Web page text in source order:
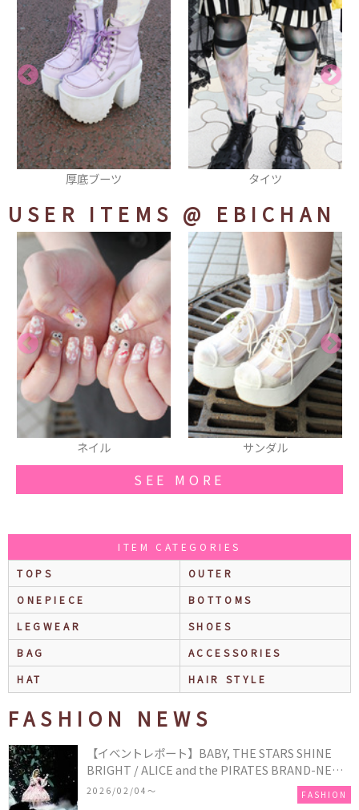
タイツ ネックレス
USER ITEMS @ EBICHAN
サンダル リング
SEE MORE
ITEM CATEGORIES
TOPS
OUTER
ONEPIECE
BOTTOMS
LEGWEAR
SHOES
BAG
ACCESSORIES
HAT
HAIR STYLE
FASHION NEWS
【イベントレポート】BABY, THE STARS SHINE
BRIGHT / ALICE and the PIRATES BRAND-NEW
COLLECTION in TOKYO
2026/02/04〜 FASHION